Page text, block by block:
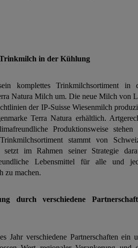
in der Kühlung
komplettes Trinkmilchsortiment in
Natura Milch um. Die neue Milch von
der IP-Suisse Wiesenmilch
Terra Natura erhältlich.
Produktionsweise stehen
stammt von
im Rahmen seiner Strategie
Lebensmittel für alle und
zu machen.
durch verschiedene
Jahr verschiedene Partnerschaften ein